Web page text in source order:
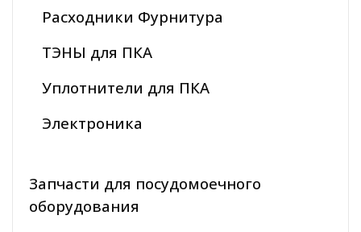
Расходники Фурнитура
ТЭНЫ для ПКА
Уплотнители для ПКА
Электроника
Запчасти для посудомоечного
оборудования